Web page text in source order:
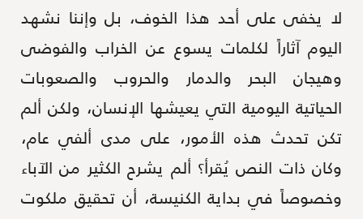
لا يخفى على أحد هذا الخوف، بل وإننا نشهد
اليوم آثاراً لكلمات يسوع عن الخراب والفوضى
وهيجان البحر والدمار والحروب والصعوبات
الحياتية اليومية التي يعيشها الإنسان، ولكن ألم
تكن تحدث هذه الأمور، على مدى ألفي عام،
وكان ذات النص يُقرأ؟ ألم يشرح الكثير من الآباء
وخصوصاً في بداية الكنيسة، أن تحقيق ملكوت